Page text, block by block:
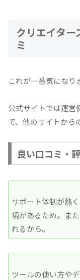
クリエイタ
ミ
これが一番気になり
公式サイトでは運営
で、他のサイトから
良い口コミ・
サポート体制が熱
境があるため。ま
れるから。
ツールの使い方や